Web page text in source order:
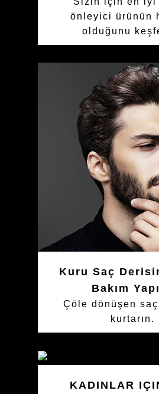
önleyici ürünün
olduğunu
Kuru Saç
Bakım
Çöle dönüşen
kurtarın.
KADINLAR